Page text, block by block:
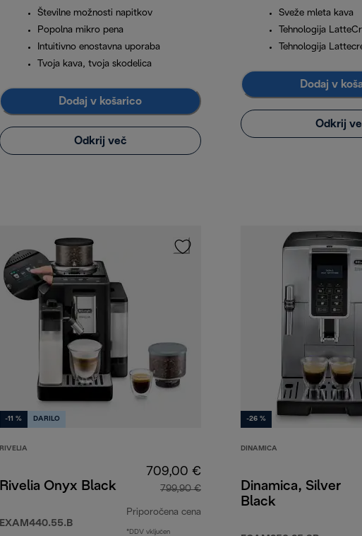
Številne možnosti napitkov
Popolna mikro pena
Intuitivno enostavna uporaba
Tvoja kava, tvoja skodelica
Dodaj v košarico
Odkrij več
Sveže mleta kava
Tehnologija
Tehnologija
Dodaj v
Odkrij
-11 % DARILO
RIVELIA
Rivelia Onyx Black
EXAM440.55.B
709,00 €
799,90 €
Priporočena cena
*DDV vključen
-26 %
DINAMICA
Dinamica, Silver
Black